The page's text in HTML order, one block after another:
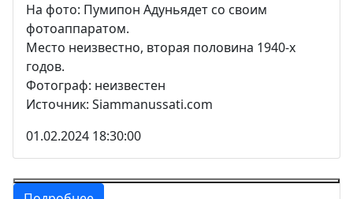
На фото: Пумипон Адуньядет со своим
фотоаппаратом.
Место неизвестно, вторая половина 1940-х
годов.
Фотограф: неизвестен
Источник: Siammanussati.com
01.02.2024 18:30:00